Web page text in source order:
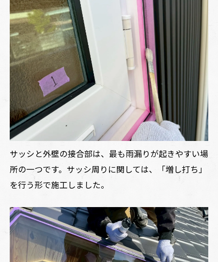
サッシと外壁の接合部は、最も雨漏りが起きやすい場
所の一つです。サッシ周りに関しては、「増し打ち」
を行う形で施工しました。